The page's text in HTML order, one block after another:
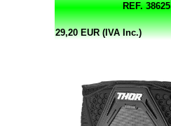
REF. 38625
29,20 EUR (IVA Inc.)